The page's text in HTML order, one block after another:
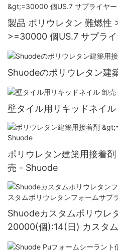
製品 ポリウレタン 難燃性
>=30000 個US.7 サプラ
Shuodeのポリウレタン建
壁タイル用リキッドネイ
ポリウレタン建築用接着
売 - Shuode
Shuodeカスタムポリウレ
20000(個):14(日) カスタ
サプライヤー